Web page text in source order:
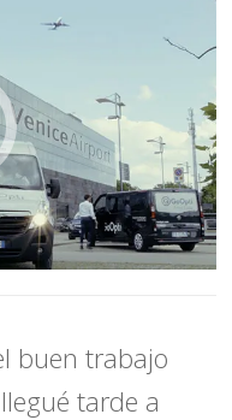
buen trabajo
tarde a